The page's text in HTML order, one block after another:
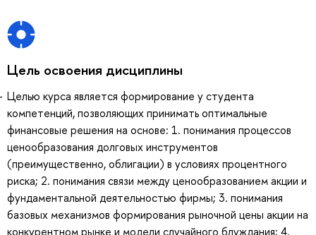
Цель освоения дисциплины
Целью курса является формирование у студента
компетенций, позволяющих принимать оптимальные
финансовые решения на основе: 1. понимания процессов
ценообразования долговых инструментов
(преимущественно, облигации) в условиях процентного
риска; 2. понимания связи между ценообразованием акции и
фундаментальной деятельностью фирмы; 3. понимания
базовых механизмов формирования рыночной цены акции на
конкурентном рынке и модели случайного блуждания; 4.